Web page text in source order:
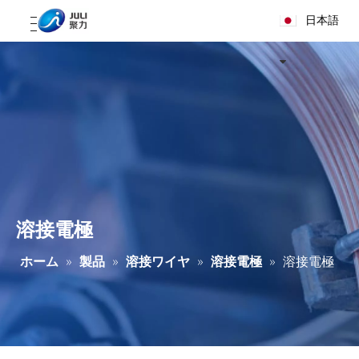
日本語
溶接電極
ホーム » 製品 » 溶接ワイヤ » 溶接電極 » 溶接電極